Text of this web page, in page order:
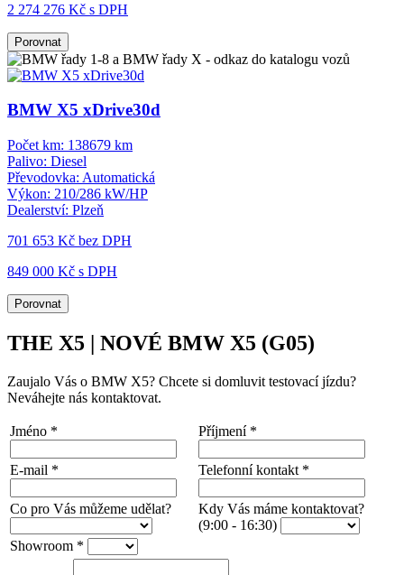
2 274 276 Kč s DPH
Porovnat
BMW X5 xDrive30d
Počet km: 138679 km
Palivo: Diesel
Převodovka: Automatická
Výkon: 210/286 kW/HP
Dealerství: Plzeň
701 653 Kč bez DPH
849 000 Kč s DPH
Porovnat
THE X5 | NOVÉ BMW X5 (G05)
Zaujalo Vás o BMW X5? Chcete si domluvit testovací jízdu?
Neváhejte nás kontaktovat.
Jméno * Příjmení *
E-mail * Telefonní kontakt *
Co pro Vás můžeme udělat?
Kdy Vás máme kontaktovat?
(9:00 - 16:30)
Showroom *